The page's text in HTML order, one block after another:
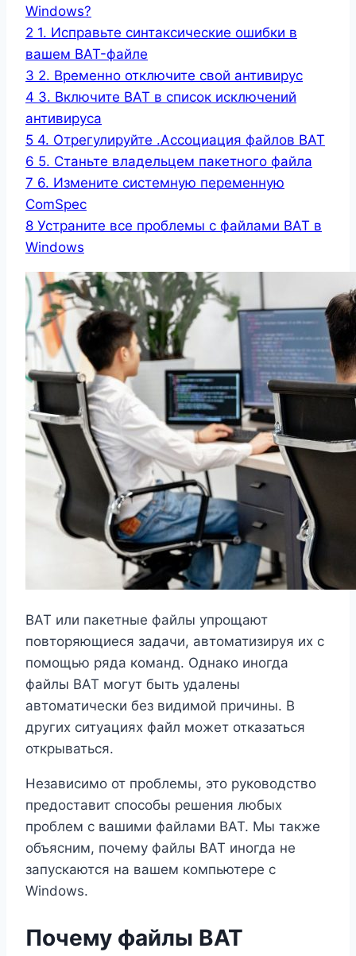
Windows?
2 1. Исправьте синтаксические ошибки в
вашем BAT-файле
3 2. Временно отключите свой антивирус
4 3. Включите BAT в список исключений
антивируса
5 4. Отрегулируйте .Ассоциация файлов BAT
6 5. Станьте владельцем пакетного файла
7 6. Измените системную переменную
ComSpec
8 Устраните все проблемы с файлами BAT в
Windows
BAT или пакетные файлы упрощают
повторяющиеся задачи, автоматизируя их с
помощью ряда команд. Однако иногда
файлы BAT могут быть удалены
автоматически без видимой причины. В
других ситуациях файл может отказаться
открываться.
Независимо от проблемы, это руководство
предоставит способы решения любых
проблем с вашими файлами BAT. Мы также
объясним, почему файлы BAT иногда не
запускаются на вашем компьютере с
Windows.
Почему файлы BAT